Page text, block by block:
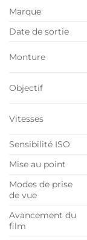
Marque
Date de sortie
Monture
Objectif
Vitesses
Sensibilité ISO
Mise au point
Modes de prise
de vue
Avancement du
film